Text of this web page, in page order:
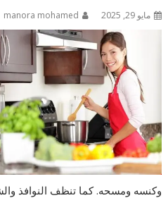
مايو 29, 2025 manora mohamed
وكنسه ومسحه. كما تنظف النوافذ